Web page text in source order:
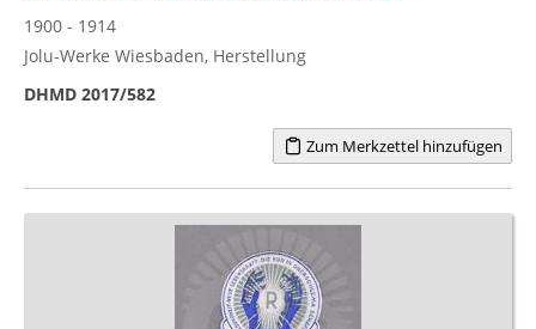
1900 - 1914
Jolu-Werke Wiesbaden, Herstellung
DHMD 2017/582
Zum Merkzettel hinzufügen